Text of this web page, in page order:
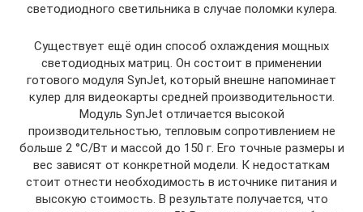
светодиодного светильника в случае поломки кулера.
Существует ещё один способ охлаждения мощных
светодиодных матриц. Он состоит в применении
готового модуля SynJet, который внешне напоминает
кулер для видеокарты средней производительности.
Модуль SynJet отличается высокой
производительностью, тепловым сопротивлением не
больше 2 °C/Вт и массой до 150 г. Его точные размеры и
вес зависят от конкретной модели. К недостаткам
стоит отнести необходимость в источнике питания и
высокую стоимость. В результате получается, что